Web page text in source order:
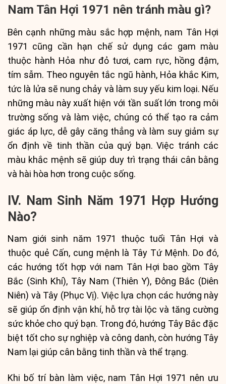
Nam Tân Hợi 1971 nên tránh màu gì?
Bên cạnh những màu sắc hợp mệnh, nam Tân Hợi
1971 cũng cần hạn chế sử dụng các gam màu
thuộc hành Hỏa như đỏ tươi, cam rực, hồng đậm,
tím sẫm. Theo nguyên tắc ngũ hành, Hỏa khắc Kim,
tức là lửa sẽ nung chảy và làm suy yếu kim loại. Nếu
những màu này xuất hiện với tần suất lớn trong môi
trường sống và làm việc, chúng có thể tạo ra cảm
giác áp lực, dễ gây căng thẳng và làm suy giảm sự
ổn định về tinh thần của quý bạn. Việc tránh các
màu khắc mệnh sẽ giúp duy trì trạng thái cân bằng
và hài hòa hơn trong cuộc sống.
IV. Nam Sinh Năm 1971 Hợp Hướng
Nào?
Nam giới sinh năm 1971 thuộc tuổi Tân Hợi và
thuộc quẻ Cấn, cung mệnh là Tây Tứ Mệnh. Do đó,
các hướng tốt hợp với nam Tân Hợi bao gồm Tây
Bắc (Sinh Khí), Tây Nam (Thiên Y), Đông Bắc (Diên
Niên) và Tây (Phục Vị). Việc lựa chọn các hướng này
sẽ giúp ổn định vận khí, hỗ trợ tài lộc và tăng cường
sức khỏe cho quý bạn. Trong đó, hướng Tây Bắc đặc
biệt tốt cho sự nghiệp và công danh, còn hướng Tây
Nam lại giúp cân bằng tinh thần và thể trạng.
Khi bố trí bàn làm việc, nam Tân Hợi 1971 nên ưu